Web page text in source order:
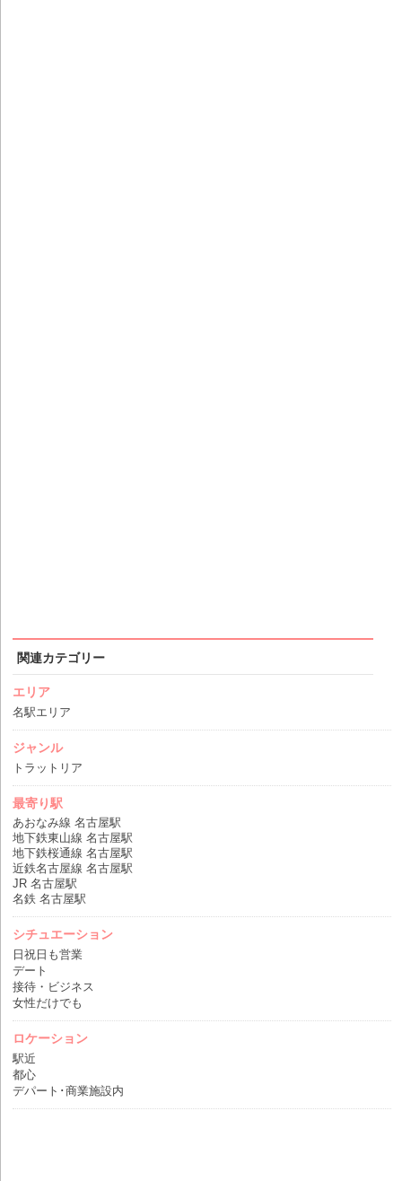
関連カテゴリー
エリア
名駅エリア
ジャンル
トラットリア
最寄り駅
あおなみ線 名古屋駅
地下鉄東山線 名古屋駅
地下鉄桜通線 名古屋駅
近鉄名古屋線 名古屋駅
JR 名古屋駅
名鉄 名古屋駅
シチュエーション
日祝日も営業
デート
接待・ビジネス
女性だけでも
ロケーション
駅近
都心
デパート･商業施設内